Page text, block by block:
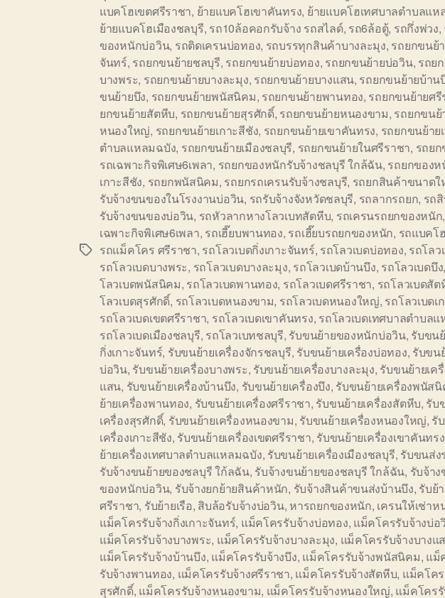
Tags
แบคโฮเขตศรีราชา, ย้ายแบคโฮเขาคันทรง, ย้ายแบคโฮเทศบาลตำบลแห
ย้ายแบคโฮเมืองชลบุรี, รถ10ล้อคอกรับจ้าง รถสไลด์, รถ6ล้อตู้, รถกึ่งพ่วง,
ของหนักบ่อวิน, รถติดเครนบ่อทอง, รถบรรทุกสินค้าบางละมุง, รถยกขนย้
จันทร์, รถยกขนย้ายชลบุรี, รถยกขนย้ายบ่อทอง, รถยกขนย้ายบ่อวิน, รถย
บางพระ, รถยกขนย้ายบางละมุง, รถยกขนย้ายบางแสน, รถยกขนย้ายบ้าน
ขนย้ายบึง, รถยกขนย้ายพนัสนิคม, รถยกขนย้ายพานทอง, รถยกขนย้ายศรี
ยกขนย้ายสัตหีบ, รถยกขนย้ายสุรศักดิ์, รถยกขนย้ายหนองขาม, รถยกขนย้
หนองใหญ่, รถยกขนย้ายเกาะสีชัง, รถยกขนย้ายเขาคันทรง, รถยกขนย้าย
ตำบลแหลมฉบัง, รถยกขนย้ายเมืองชลบุรี, รถยกขนย้ายในศรีราชา, รถย
รถเฉพาะกิจพิเศษ6เพลา, รถยกของหนักรับจ้างชลบุรี ใกล้ฉัน, รถยกของ
เกาะสีชัง, รถยกพนัสนิคม, รถยกรถเครนรับจ้างชลบุรี, รถยกสินค้าขนาด
รับจ้างขนของในโรงงานบ่อวิน, รถรับจ้างจังหวัดชลบุรี, รถลากรถยก, รถ
รับจ้างขนของบ่อวิน, รถหัวลากหางโลวเบทสัตหีบ, รถเครนรถยกของหนัก,
เฉพาะกิจพิเศษ6เพลา, รถเฮี๊ยบพานทอง, รถเฮี๊ยบรถยกของหนัก, รถแบคโ
รถแม็คโคร ศรีราชา, รถโลวเบดกิ่งเกาะจันทร์, รถโลวเบดบ่อทอง, รถโลว
รถโลวเบดบางพระ, รถโลวเบดบางละมุง, รถโลวเบดบ้านบึง, รถโลวเบดบึง,
โลวเบดพนัสนิคม, รถโลวเบดพานทอง, รถโลวเบดศรีราชา, รถโลวเบดสั
โลวเบดสุรศักดิ์, รถโลวเบดหนองขาม, รถโลวเบดหนองใหญ่, รถโลวเบดเ
รถโลวเบดเขตศรีราชา, รถโลวเบดเขาคันทรง, รถโลวเบดเทศบาลตำบล
รถโลวเบดเมืองชลบุรี, รถโลวเบทชลบุรี, รับขนย้ายของหนักบ่อวิน, รับขน
กิ่งเกาะจันทร์, รับขนย้ายเครื่องจักรชลบุรี, รับขนย้ายเครื่องบ่อทอง, รับขน
บ่อวิน, รับขนย้ายเครื่องบางพระ, รับขนย้ายเครื่องบางละมุง, รับขนย้ายเค
แสน, รับขนย้ายเครื่องบ้านบึง, รับขนย้ายเครื่องบึง, รับขนย้ายเครื่องพนัส
ย้ายเครื่องพานทอง, รับขนย้ายเครื่องศรีราชา, รับขนย้ายเครื่องสัตหีบ, รับ
เครื่องสุรศักดิ์, รับขนย้ายเครื่องหนองขาม, รับขนย้ายเครื่องหนองใหญ่, รั
เครื่องเกาะสีชัง, รับขนย้ายเครื่องเขตศรีราชา, รับขนย้ายเครื่องเขาคันทรง
ย้ายเครื่องเทศบาลตำบลแหลมฉบัง, รับขนย้ายเครื่องเมืองชลบุรี, รับขนส่ง
รับจ้างขนย้ายของชลบุรี ใก้ลฉัน, รับจ้างขนย้ายของชลบุรี ใกล้ฉัน, รับจ้า
ของหนักบ่อวิน, รับจ้างยกย้ายสินค้าหนัก, รับจ้างสินค้าขนส่งบ้านบึง, รับย้
ศรีราชา, รับย้ายเรือ, สิบล้อรับจ้างบ่อวิน, หารถยกของหนัก, เครนให้เช่า
แม็คโครรับจ้างกิ่งเกาะจันทร์, แม็คโครรับจ้างบ่อทอง, แม็คโครรับจ้างบ่อ
แม็คโครรับจ้างบางพระ, แม็คโครรับจ้างบางละมุง, แม็คโครรับจ้างบางแ
แม็คโครรับจ้างบ้านบึง, แม็คโครรับจ้างบึง, แม็คโครรับจ้างพนัสนิคม, แม็
รับจ้างพานทอง, แม็คโครรับจ้างศรีราชา, แม็คโครรับจ้างสัตหีบ, แม็คโค
สุรศักดิ์, แม็คโครรับจ้างหนองขาม, แม็คโครรับจ้างหนองใหญ่, แม็คโคร